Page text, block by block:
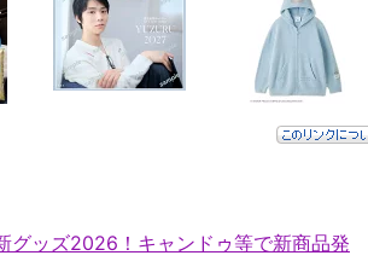
グッズ2026！キャンドゥ等で新商品発